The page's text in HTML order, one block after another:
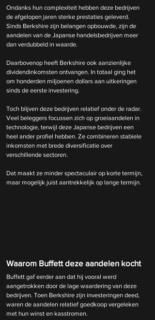
Ondanks hun complexiteit hebben deze bedrijven
de afgelopen jaren sterke prestaties geleverd.
Sinds Berkshire zijn belangen opbouwde, zijn de
aandelen van de Japanse handelsbedrijven meer
dan verdubbeld in waarde.
Daarbovenop heeft Berkshire ook aanzienlijke
dividendinkomsten ontvangen. In totaal ging het
om honderden miljoenen dollars aan uitkeringen
sinds de eerste investering.
Toch blijven deze bedrijven relatief onder de radar.
Veel beleggers focussen zich op groeiaandelen in
technologie, terwijl deze Japanse bedrijven een
heel ander profiel hebben. Ze combineren stabiele
inkomsten met brede diversificatie over
verschillende sectoren.
Dat maakt ze minder spectaculair op korte termijn,
maar mogelijk juist aantrekkelijk op lange termijn.
Waarom Buffett deze aandelen kocht
Buffett gaf eerder aan dat hij vooral werd
aangetrokken door de lage waardering van deze
bedrijven. Toen Berkshire zijn investeringen deed,
waren de aandelen relatief goedkoop vergeleken
met hun winst en kasstromen.